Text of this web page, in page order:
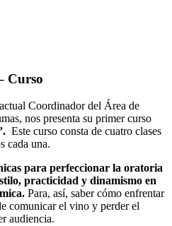
Curso
Coordinador del Área de
nos presenta su primer curso
Este curso consta de cuatro clases
cada una.
para perfeccionar la oratoria
practicidad y dinamismo en
Para, así, saber cómo enfrentar
comunicar el vino y perder el
audiencia.